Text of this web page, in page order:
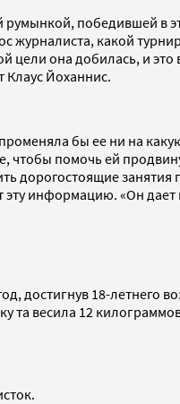
победившей в
журналиста, какой
цели она добилась, и
Клаус Йоханнис.
бы ее ни на
помочь ей
дорогостоящие занятия
информацию. «Он дает
достигнув 18-летнего
весила 12